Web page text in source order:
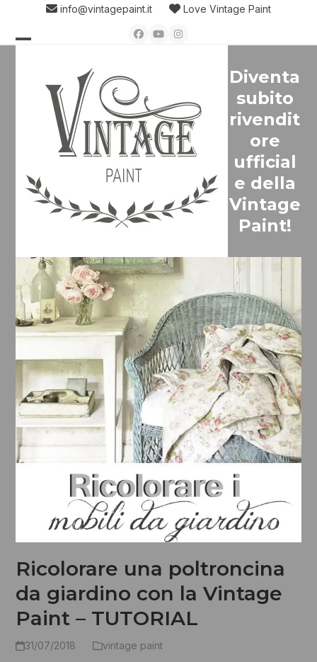
content
info@vintagepaint.it Love Vintage Paint
Facebook
YouTubeInstagram
menu
menu
Ricolorare una poltroncina
da giardino con la Vintage
Paint – TUTORIAL
31/07/2018 vintage paint
Diventa
subito
rivendit
ore
ufficial
e della
Vintage
Paint!